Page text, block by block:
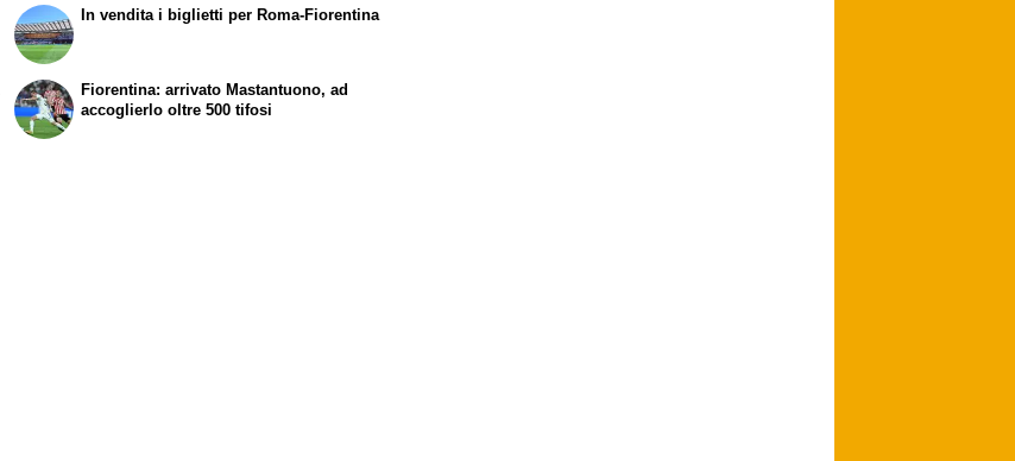
In vendita i biglietti per Roma-Fiorentina
Fiorentina: arrivato Mastantuono, ad
accoglierlo oltre 500 tifosi